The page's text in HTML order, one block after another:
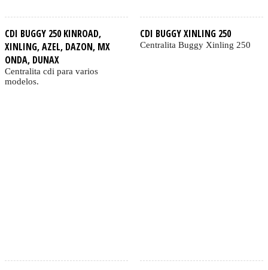
CDI BUGGY 250 KINROAD,
XINLING, AZEL, DAZON, MX
ONDA, DUNAX
Centralita cdi para varios
modelos.
CDI BUGGY XINLING 250
Centralita Buggy Xinling 250